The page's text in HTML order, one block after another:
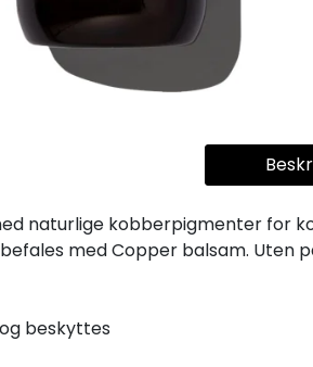
naturlige kobberpigmenter for
med Copper balsam. Uten
beskyttes